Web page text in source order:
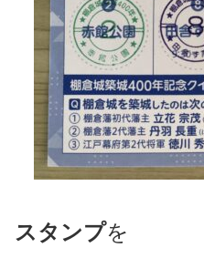
スタンプを